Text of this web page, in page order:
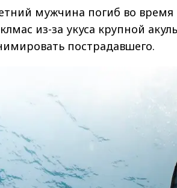
мужчина погиб во
из-за укуса крупной
пострадавшего.